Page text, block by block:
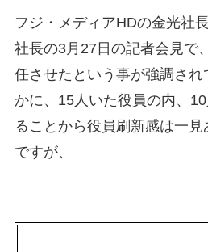
フジ・メディアHDの金光社
社長の3月27日の記者会見で
任させたという事が強調さ
かに、15人いた役員の内、
ることから役員刷新感は一
ですが、